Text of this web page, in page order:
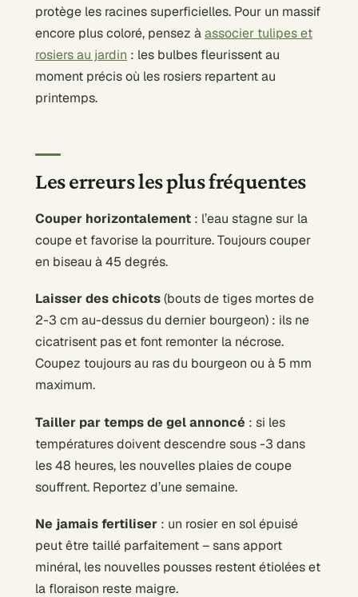
protège les racines superficielles. Pour un massif
encore plus coloré, pensez àassocier tulipes et
rosiers au jardin : les bulbes fleurissent au
moment précis où les rosiers repartent au
printemps.
Les erreurs les plus fréquentes
Couper horizontalement : l’eau stagne sur la
coupe et favorise la pourriture. Toujours couper
en biseau à 45 degrés.
Laisser des chicots(bouts de tiges mortes de
2-3 cm au-dessus du dernier bourgeon) : ils ne
cicatrisent pas et font remonter la nécrose.
Coupez toujours au ras du bourgeon ou à 5 mm
maximum.
Tailler par temps de gel annoncé : si les
températures doivent descendre sous -3 dans
les 48 heures, les nouvelles plaies de coupe
souffrent. Reportez d’une semaine.
Ne jamais fertiliser : un rosier en sol épuisé
peut être taillé parfaitement – sans apport
minéral, les nouvelles pousses restent étiolées et
la floraison reste maigre.